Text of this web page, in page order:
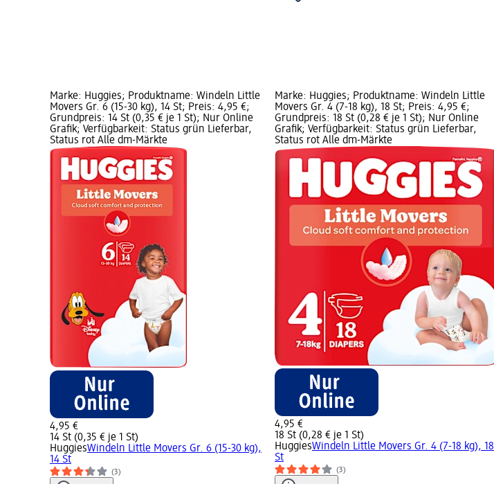
Marke: Huggies; Produktname: Windeln Little
Movers Gr. 6 (15-30 kg), 14 St; Preis: 4,95 €;
Grundpreis: 14 St (0,35 € je 1 St); Nur Online
Grafik; Verfügbarkeit: Status grün Lieferbar,
Status rot Alle dm-Märkte
4,95 €
14 St (0,35 € je 1 St)
HuggiesWindeln Little Movers Gr. 6 (15-30 kg),
14 St
(3)
Marke: Huggies; Produktname: Windeln Little
Movers Gr. 4 (7-18 kg), 18 St; Preis: 4,95 €;
Grundpreis: 18 St (0,28 € je 1 St); Nur Online
Grafik; Verfügbarkeit: Status grün Lieferbar,
Status rot Alle dm-Märkte
4,95 €
18 St (0,28 € je 1 St)
HuggiesWindeln Little Movers Gr. 4 (7-18 kg), 18
St
(3)